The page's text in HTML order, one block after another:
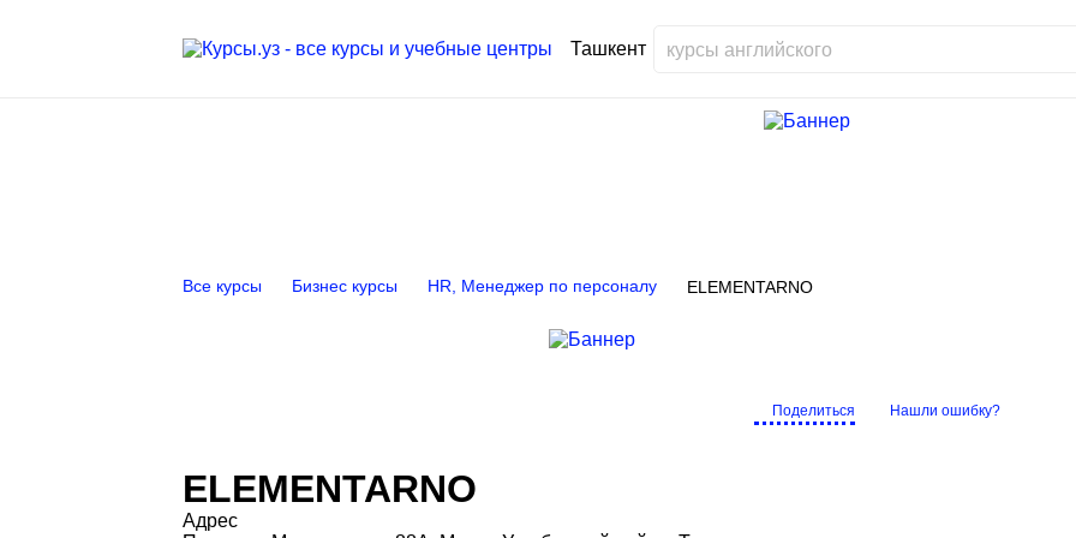
Ташкент
Все курсы Бизнес курсы HR, Менеджер по персоналу ELEMENTARNO
Поделиться Нашли ошибку?
ELEMENTARNO
Адрес